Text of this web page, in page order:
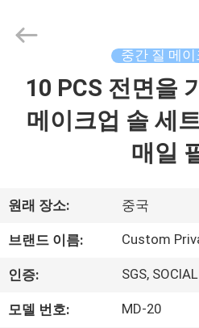
우
리
에
2017
Chanmy
Cosmetics
중간 질 메
10 PCS 전면을
메이크업 솔 세
매일
원래 장소: 중국
브랜드 이름: Custom
인증: SGS,
모델 번호: MD-20